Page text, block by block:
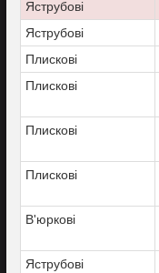
Яструбові
Яструбові
Плискові
Плискові
Плискові
Плискові
В'юркові
Яструбові